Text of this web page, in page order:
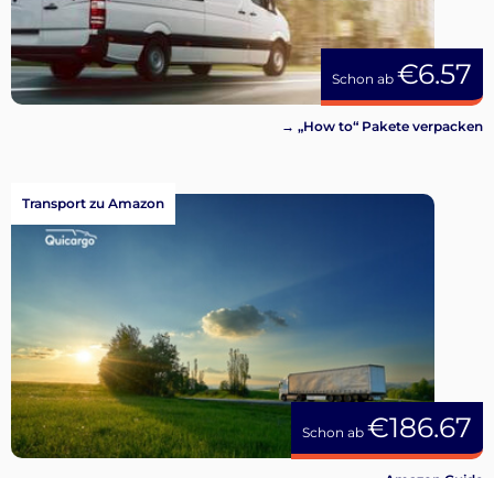
Schon ab €6.57
→ „How to“ Pakete verpacken
Schon ab €186.67
Transport zu Amazon